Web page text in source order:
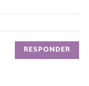
RESPONDER